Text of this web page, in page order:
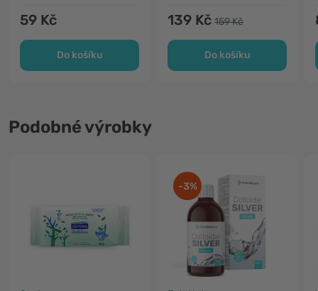
59 Kč
Do košíku
139 Kč 159 Kč
Do košíku
Podobné výrobky
-3%